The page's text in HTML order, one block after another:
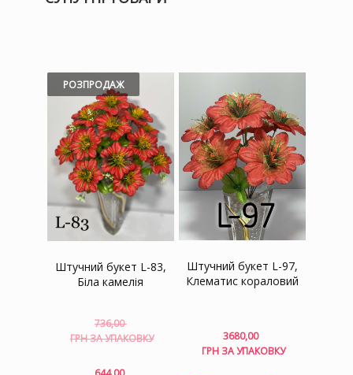
РОЗПРОДАЖ
Штучний букет L-83,
Біла камелія
736,00
ГРН ЗА УПАКОВКУ
Оригінальна
Штучний букет L-97,
Клематис кораловий
3680,00
ГРН ЗА УПАКОВКУ